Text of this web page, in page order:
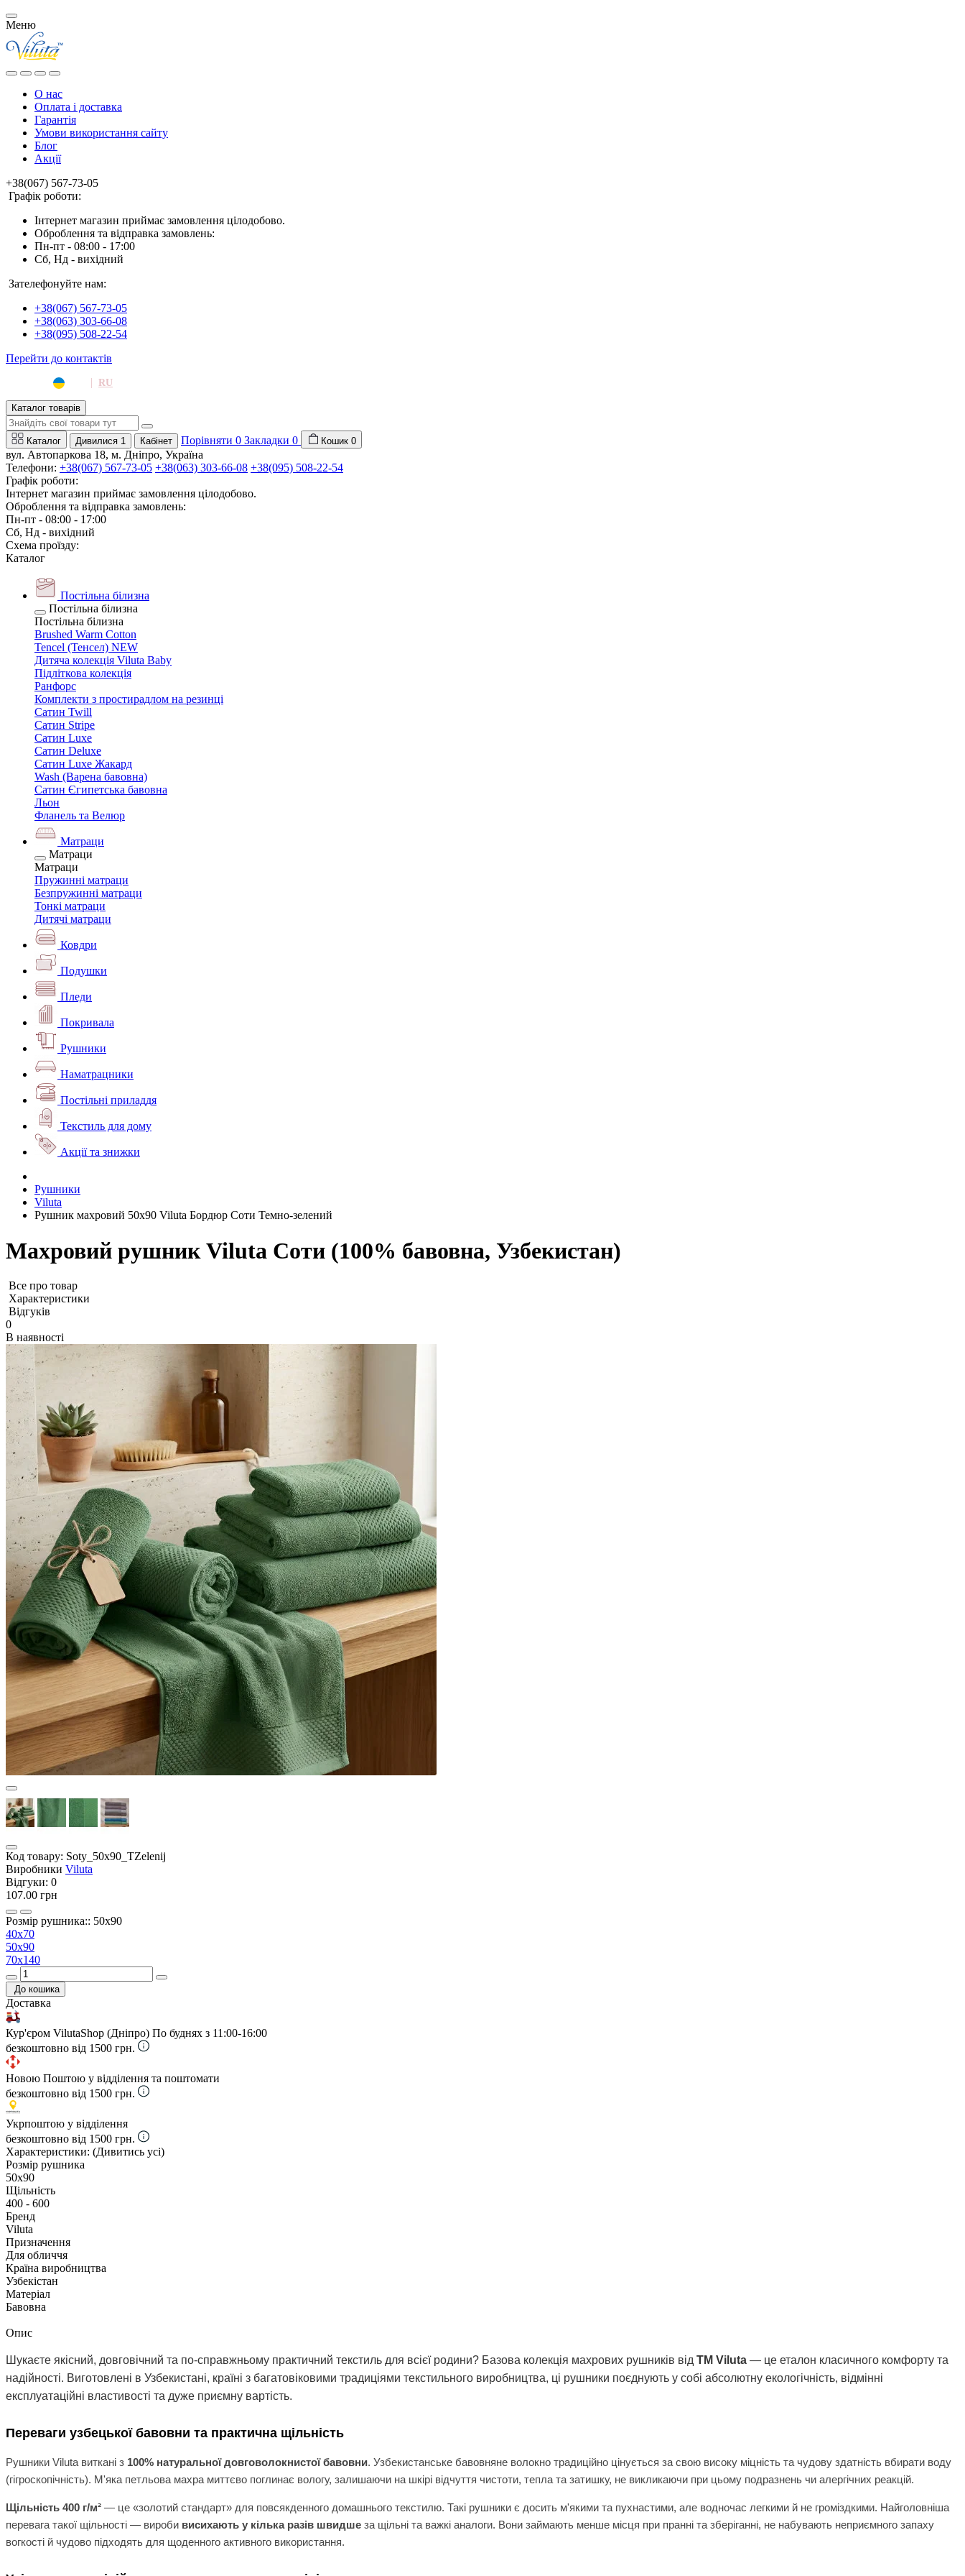
Меню
О нас
Оплата і доставка
Гарантія
Умови використання сайту
Блог
Акції
+38(067) 567-73-05
Графік роботи:
Інтернет магазин приймає замовлення цілодобово.
Оброблення та відправка замовлень:
Пн-пт - 08:00 - 17:00
Сб, Нд - вихідний
Зателефонуйте нам:
+38(067) 567-73-05
+38(063) 303-66-08
+38(095) 508-22-54
Перейти до контактів
| RU
Каталог товарів
Каталог Дивилися 1 Кабінет Порівняти 0 Закладки 0 Кошик 0
вул. Автопаркова 18, м. Дніпро, Україна
Телефони: +38(067) 567-73-05 +38(063) 303-66-08 +38(095) 508-22-54
Графік роботи:
Інтернет магазин приймає замовлення цілодобово.
Оброблення та відправка замовлень:
Пн-пт - 08:00 - 17:00
Сб, Нд - вихідний
Схема проїзду:
Каталог
Постільна білизна
Постільна білизна
Постільна білизна
Brushed Warm Cotton
Tencel (Тенсел) NEW
Дитяча колекція Viluta Baby
Підліткова колекція
Ранфорс
Комплекти з простирадлом на резинці
Сатин Twill
Сатин Stripe
Сатин Luxe
Сатин Deluxe
Сатин Luxe Жакард
Wash (Варена бавовна)
Сатин Єгипетська бавовна
Льон
Фланель та Велюр
Матраци
Матраци
Матраци
Пружинні матраци
Безпружинні матраци
Тонкі матраци
Дитячі матраци
Ковдри
Подушки
Пледи
Покривала
Рушники
Наматрацники
Постільні приладдя
Текстиль для дому
Акції та знижки
Рушники
Viluta
Рушник махровий 50х90 Viluta Бордюр Соти Темно-зелений
Махровий рушник Viluta Соти (100% бавовна, Узбекистан)
Все про товар
Характеристики
Відгуків
0
В наявності
Код товару: Soty_50х90_TZelenij
Виробники Viluta
Відгуки: 0
107.00 грн
Розмір рушника:: 50х90
40х70
50х90
70х140
До кошика
Доставка
Кур'єром VilutaShop (Дніпро) По буднях з 11:00-16:00
безкоштовно від 1500 грн.
Новою Поштою у відділення та поштомати
безкоштовно від 1500 грн.
Укрпоштою у відділення
безкоштовно від 1500 грн.
Характеристики: (Дивитись усі)
Розмір рушника
50х90
Щільність
400 - 600
Бренд
Viluta
Призначення
Для обличчя
Країна виробництва
Узбекістан
Матеріал
Бавовна
Опис
Шукаєте якісний, довговічний та по-справжньому практичний текстиль для всієї родини? Базова колекція махрових рушників від ТМ Viluta — це еталон класичного комфорту та
надійності. Виготовлені в Узбекистані, країні з багатовіковими традиціями текстильного виробництва, ці рушники поєднують у собі абсолютну екологічність, відмінні
експлуатаційні властивості та дуже приємну вартість.
Переваги узбецької бавовни та практична щільність
Рушники Viluta виткані з 100% натуральної довговолокнистої бавовни. Узбекистанське бавовняне волокно традиційно цінується за свою високу міцність та чудову здатність вбирати воду
(гігроскопічність). М'яка петльова махра миттєво поглинає вологу, залишаючи на шкірі відчуття чистоти, тепла та затишку, не викликаючи при цьому подразнень чи алергічних реакцій.
Щільність 400 г/м² — це «золотий стандарт» для повсякденного домашнього текстилю. Такі рушники є досить м'якими та пухнастими, але водночас легкими й не громіздкими. Найголовніша
перевага такої щільності — вироби висихають у кілька разів швидше за щільні та важкі аналоги. Вони займають менше місця при пранні та зберіганні, не набувають неприємного запаху
вогкості й чудово підходять для щоденного активного використання.